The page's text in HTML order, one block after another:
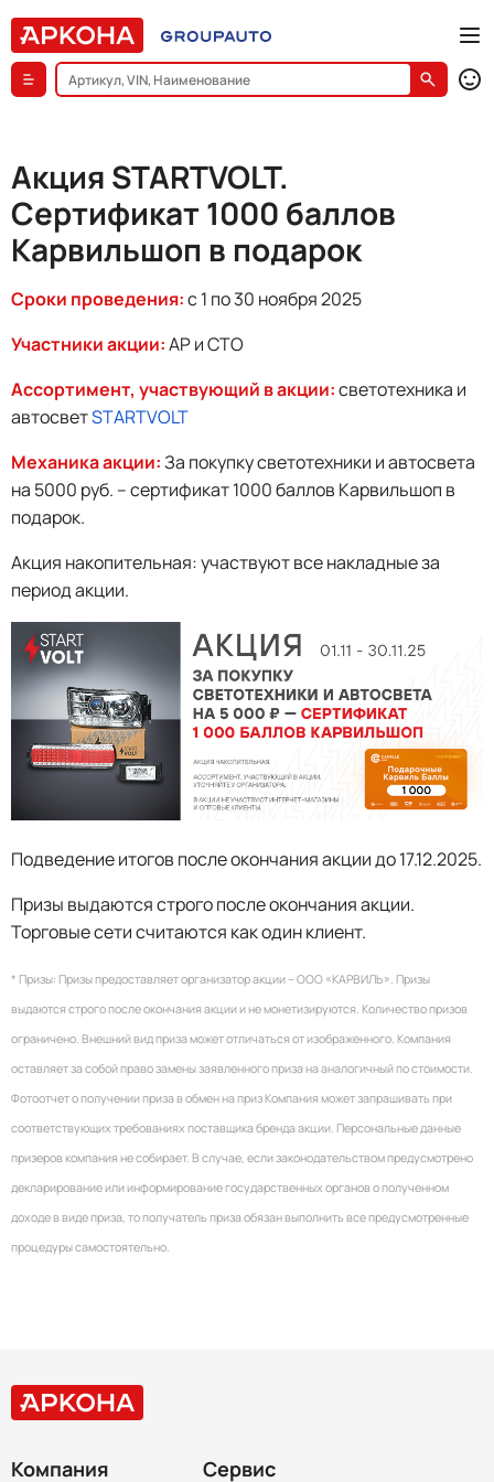
Акция STARTVOLT.
Сертификат 1000 баллов
Карвильшоп в подарок
Сроки проведения:с 1 по 30 ноября 2025
Участники акции:АР и СТО
Ассортимент, участвующий в акции:светотехника и
автосветSTARTVOLT
Механика акции:За покупку светотехники и автосвета
на 5000 руб. – сертификат 1000 баллов Карвильшоп в
подарок.
Акция накопительная: участвуют все накладные за
период акции.
Подведение итогов после окончания акции до 17.12.2025.
Призы выдаются строго после окончания акции.
Торговые сети считаются как один клиент.
* Призы: Призы предоставляет организатор акции – ООО «КАРВИЛЬ». Призы
выдаются строго после окончания акции и не монетизируются. Количество призов
ограничено. Внешний вид приза может отличаться от изображенного. Компания
оставляет за собой право замены заявленного приза на аналогичный по стоимости.
Фотоотчет о получении приза в обмен на приз Компания может запрашивать при
соответствующих требованиях поставщика бренда акции. Персональные данные
призеров компания не собирает. В случае, если законодательством предусмотрено
декларирование или информирование государственных органов о полученном
доходе в виде приза, то получатель приза обязан выполнить все предусмотренные
процедуры самостоятельно.
Компания Сервис